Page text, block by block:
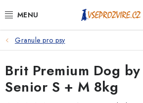
na
PSI
KOČKY
KONĚ
Granule pro psy
Brit Premium Dog
Senior S + M 8kg